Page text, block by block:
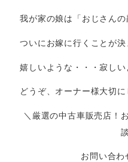
我が家の娘は「おじさん
ついにお嫁に行くことが決
嬉しいような・・・寂しい
どうぞ、オーナー様大切に
＼厳選の中古車販売店！
お問い合わ